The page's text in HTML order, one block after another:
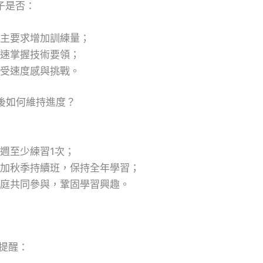
否：
要求增加訓練量；
掌握技術要領；
速度感與挑戰。
如何維持進度？
至少練習1次；
秋季持續班，保持全年學習；
共同參與，鞏固學習興趣。
醒：